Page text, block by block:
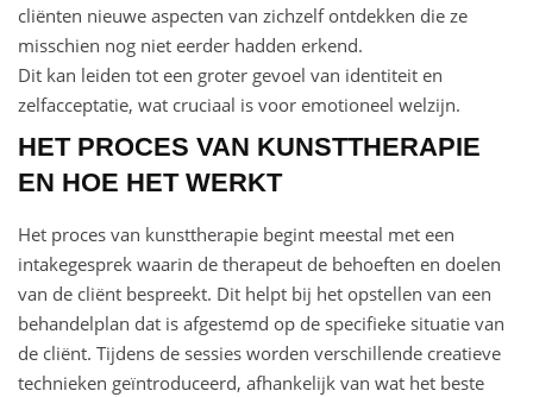
cliënten nieuwe aspecten van zichzelf ontdekken die ze
misschien nog niet eerder hadden erkend.
Dit kan leiden tot een groter gevoel van identiteit en
zelfacceptatie, wat cruciaal is voor emotioneel welzijn.
HET PROCES VAN KUNSTTHERAPIE
EN HOE HET WERKT
Het proces van kunsttherapie begint meestal met een
intakegesprek waarin de therapeut de behoeften en doelen
van de cliënt bespreekt. Dit helpt bij het opstellen van een
behandelplan dat is afgestemd op de specifieke situatie van
de cliënt. Tijdens de sessies worden verschillende creatieve
technieken geïntroduceerd, afhankelijk van wat het beste